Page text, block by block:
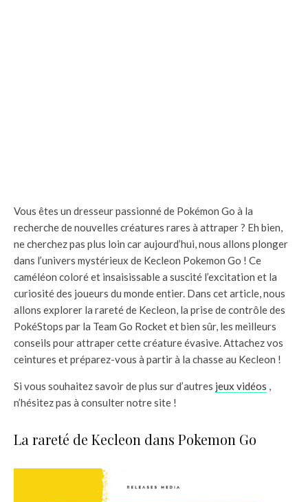
Vous êtes un dresseur passionné de Pokémon Go à la
recherche de nouvelles créatures rares à attraper ? Eh bien,
ne cherchez pas plus loin car aujourd’hui, nous allons plonger
dans l’univers mystérieux de Kecleon Pokemon Go ! Ce
caméléon coloré et insaisissable a suscité l’excitation et la
curiosité des joueurs du monde entier. Dans cet article, nous
allons explorer la rareté de Kecleon, la prise de contrôle des
PokéStops par la Team Go Rocket et bien sûr, les meilleurs
conseils pour attraper cette créature évasive. Attachez vos
ceintures et préparez-vous à partir à la chasse au Kecleon !
Si vous souhaitez savoir de plus sur d’autres jeux vidéos ,
n’hésitez pas à consulter notre site !
La rareté de Kecleon dans Pokemon Go